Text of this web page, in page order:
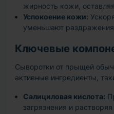
жирность кожи,
Успокоение кожи:
уменьшают
Ключевые
Сыворотки от прыщей
активные ингредиенты,
Салициловая кислота:
загрязнения и